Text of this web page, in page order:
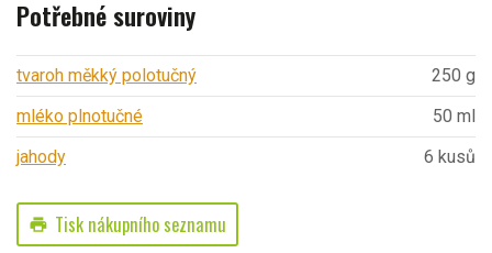
Potřebné suroviny
tvaroh měkký polotučný
250 g
mléko plnotučné
50 ml
jahody
6 kusů
print Tisk nákupního seznamu